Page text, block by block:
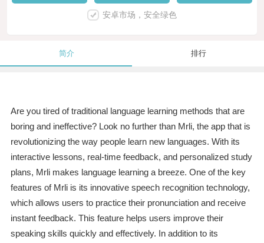
安卓市场，安全绿色
简介 排行
Are you tired of traditional language learning methods that are
boring and ineffective? Look no further than Mrli, the app that is
revolutionizing the way people learn new languages. With its
interactive lessons, real-time feedback, and personalized study
plans, Mrli makes language learning a breeze. One of the key
features of Mrli is its innovative speech recognition technology,
which allows users to practice their pronunciation and receive
instant feedback. This feature helps users improve their
speaking skills quickly and effectively. In addition to its